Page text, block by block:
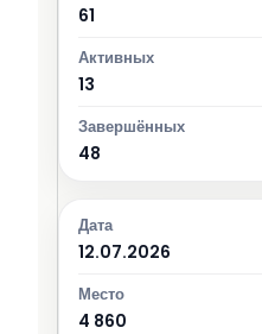
61
13
48
12.07.2026
4 860